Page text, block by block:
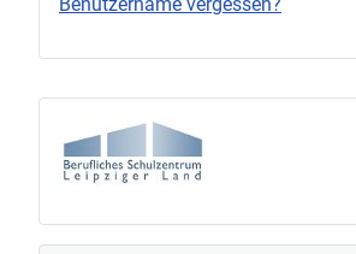
Benutzername vergessen?